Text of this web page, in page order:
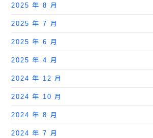
2025 年 8 月
2025 年 7 月
2025 年 6 月
2025 年 4 月
2024 年 12 月
2024 年 10 月
2024 年 8 月
2024 年 7 月